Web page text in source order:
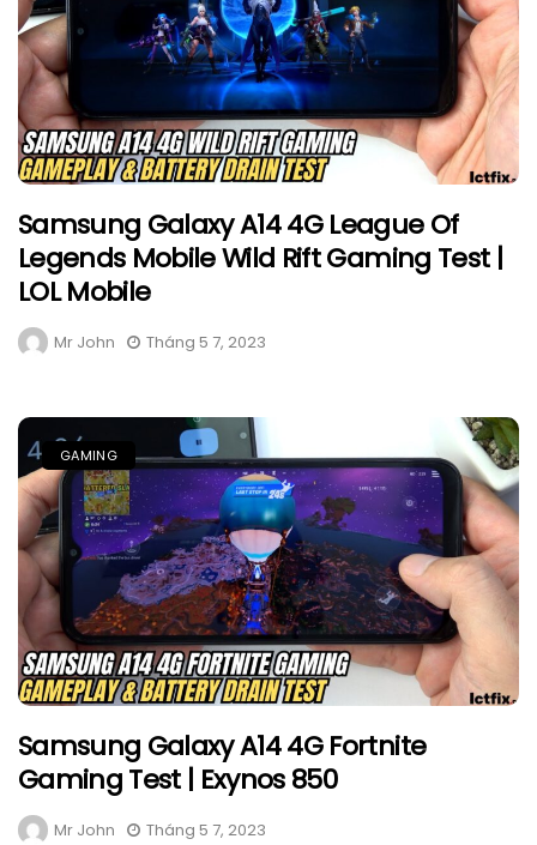
Samsung Galaxy A14 4G League Of
Legends Mobile Wild Rift Gaming Test |
LOL Mobile
Mr John Tháng 5 7, 2023
GAMING
Samsung Galaxy A14 4G Fortnite
Gaming Test | Exynos 850
Mr John Tháng 5 7, 2023